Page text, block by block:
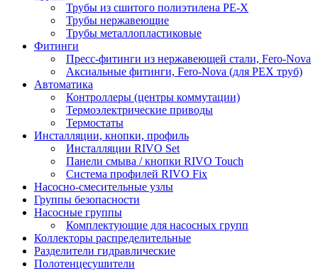
Трубы из сшитого полиэтилена PE-X
Трубы нержавеющие
Трубы металлопластиковые
Фитинги
Пресс-фитинги из нержавеющей стали, Fero-Nova
Аксиальные фитинги, Fero-Nova (для PEX труб)
Автоматика
Контроллеры (центры коммутации)
Термоэлектрические приводы
Термостаты
Инсталляции, кнопки, профиль
Инсталляции RIVO Set
Панели смыва / кнопки RIVO Touch
Система профилей RIVO Fix
Насосно-смесительные узлы
Группы безопасности
Насосные группы
Комплектующие для насосных групп
Коллекторы распределительные
Разделители гидравлические
Полотенцесушители